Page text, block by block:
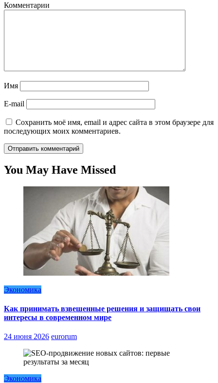
Комментарии
Имя
E-mail
Сохранить моё имя, email и адрес сайта в этом браузере для
последующих моих комментариев.
You May Have Missed
Экономика
Как принимать взвешенные решения и защищать свои
интересы в современном мире
24 июня 2026 eurorum
Экономика